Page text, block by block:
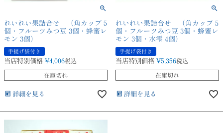
れいれい果詰合せ （角カップ 5
個・フルーツみつ豆 3個・蜂蜜レ
モン 3個）
手提げ袋付き
当店特別価格 ¥4,006税込
在庫切れ
詳細を見る
れいれい果詰合せ （角カップ 5
個・フルーツみつ豆 3個・蜂蜜レ
モン 3個・水雫 4個）
手提げ袋付き
当店特別価格 ¥5,356税込
在庫切れ
詳細を見る